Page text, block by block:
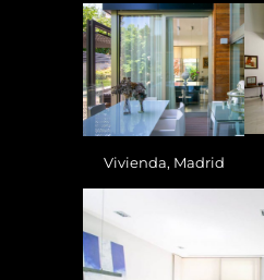
Vivienda, Madrid